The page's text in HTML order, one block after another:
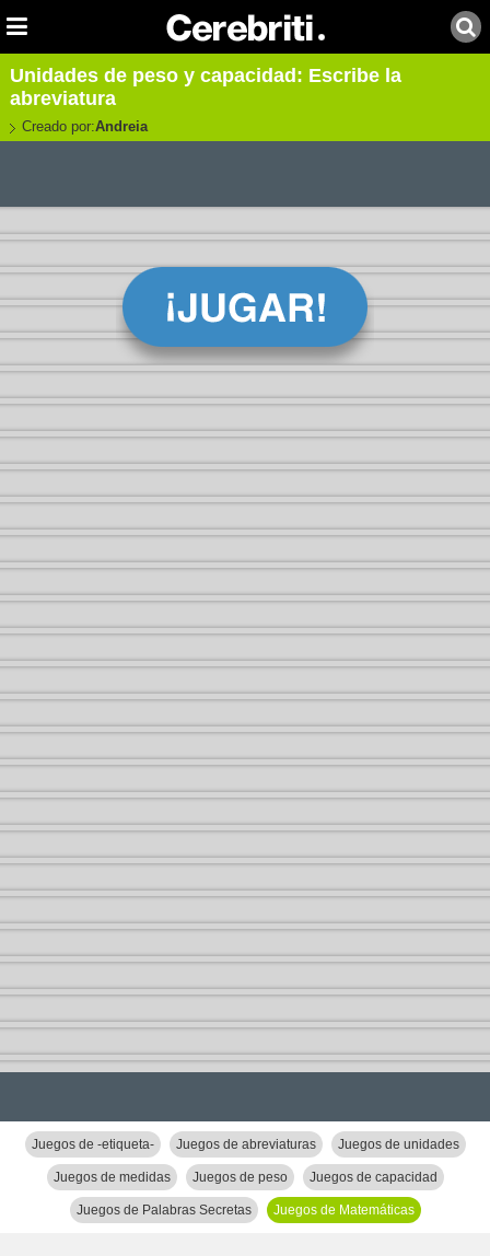
Unidades de peso y capacidad: Escribe la
abreviatura
Creado por:Andreia
Juegos de -etiqueta- Juegos de abreviaturas Juegos de unidades
Juegos de medidas Juegos de peso Juegos de capacidad
Juegos de Palabras Secretas Juegos de Matemáticas